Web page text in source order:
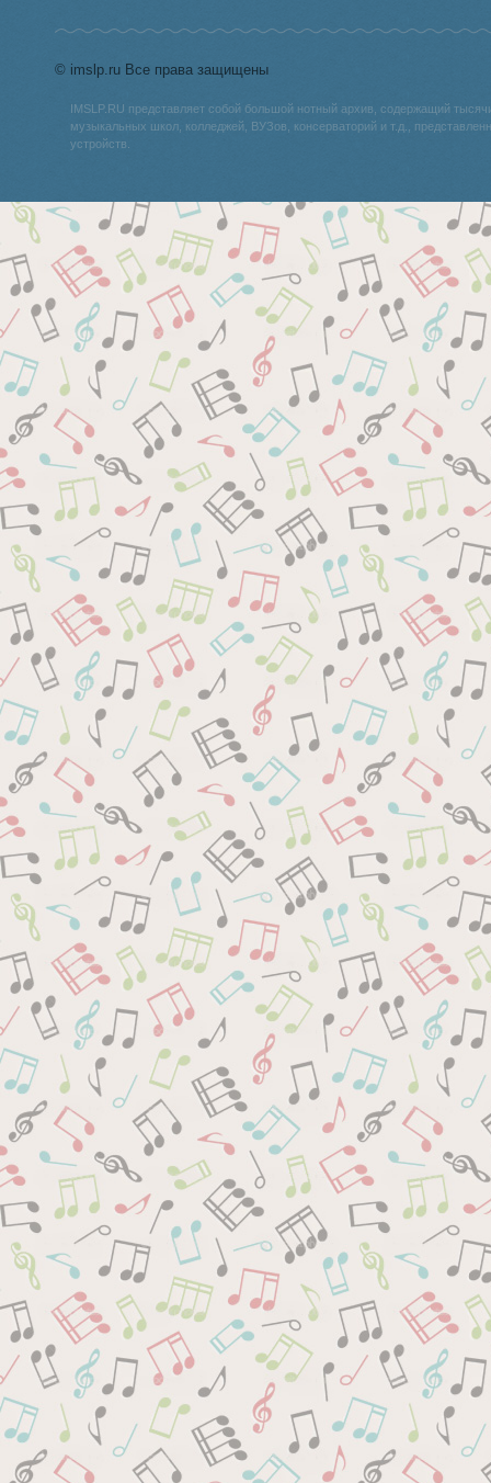
© imslp.ru Все права защищены
IMSLP.RU представляет собой большой нотный архив, содержащий
музыкальных школ, колледжей, ВУЗов, консерваторий и т.д.,
устройств.